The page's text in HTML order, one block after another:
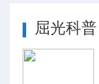
屈光科普